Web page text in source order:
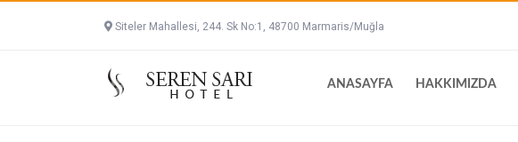
Siteler Mahallesi, 244. Sk No:1, 48700 Marmaris/Muğla
ANASAYFA HAKKIMIZDA